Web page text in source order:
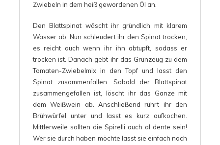
Zwiebeln in dem heiß gewordenen Öl an.
Den Blattspinat wäscht ihr gründlich mit klarem
Wasser ab. Nun schleudert ihr den Spinat trocken,
es reicht auch wenn ihr ihn abtupft, sodass er
trocken ist. Danach gebt ihr das Grünzeug zu dem
Tomaten-Zwiebelmix in den Topf und lasst den
Spinat zusammenfallen. Sobald der Blattspinat
zusammengefallen ist, löscht ihr das Ganze mit
dem Weißwein ab. Anschließend rührt ihr den
Brühwürfel unter und lasst es kurz aufkochen.
Mittlerweile sollten die Spirelli auch al dente sein!
Wer sie durch haben möchte lässt sie einfach noch